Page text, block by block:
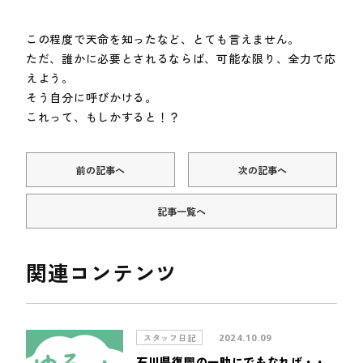
この程度で天命を知ったなど、とても言えません。
ただ、誰かに必要とされるならば、可能な限り、全力で応
えよう。
そう自分に呼びかける。
これって、もしかすると！？
前の記事へ
記事一覧へ
次の記事へ
関連コンテンツ
スタッフ日記 2024.10.09